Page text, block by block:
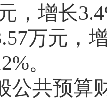
，增长3.4
万元，
2%。
公共预